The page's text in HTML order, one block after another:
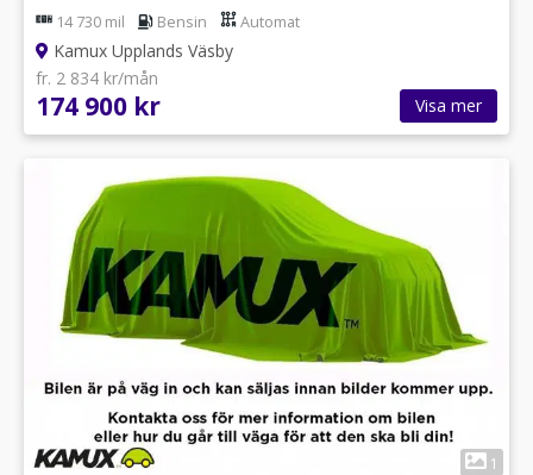
14 730 mil Bensin Automat
Kamux Upplands Väsby
fr. 2 834 kr/mån
174 900 kr Visa mer
1